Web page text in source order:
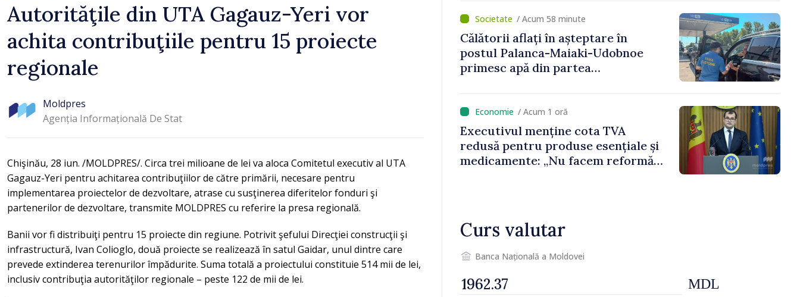
Autorităţile din UTA Gagauz-Yeri vor
achita contribuţiile pentru 15 proiecte
regionale
Moldpres
Agenția Informațională De Stat
Chişinău, 28 iun. /MOLDPRES/. Circa trei milioane de lei va aloca Comitetul executiv al UTA
Gagauz-Yeri pentru achitarea contribuţiilor de către primării, necesare pentru
implementarea proiectelor de dezvoltare, atrase cu susţinerea diferitelor fonduri şi
partenerilor de dezvoltare, transmite MOLDPRES cu referire la presa regională.
Banii vor fi distribuiţi pentru 15 proiecte din regiune. Potrivit şefului Direcţiei construcţii şi
infrastructură, Ivan Colioglo, două proiecte se realizează în satul Gaidar, unul dintre care
prevede extinderea terenurilor împădurite. Suma totală a proiectului constituie 514 mii de lei,
inclusiv contribuţia autorităţilor regionale – peste 122 de mii de lei.
/ Acum 58 minute
Călătorii aflați în așteptare în
postul Palanca-Maiaki-Udobnoe
primesc apă din partea
/ Acum 1 oră
Executivul menține cota TVA
redusă pentru produse esențiale și
medicamente: „Nu facem reformă
Curs valutar
Banca Națională a Moldovei
MDL